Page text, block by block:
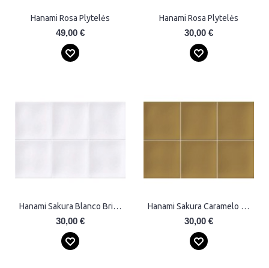
Hanami Rosa Plytelės
49,00 €
Hanami Rosa Plytelės
30,00 €
Hanami Sakura Blanco Brillo Plytelės
30,00 €
Hanami Sakura Caramelo Plytelės
30,00 €